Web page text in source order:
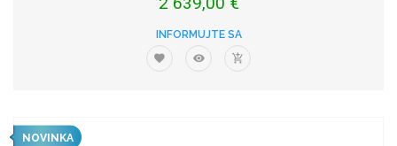
INFORMUJTE SA
NOVINKA